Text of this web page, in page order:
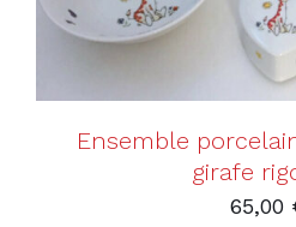
Ensemble
girafe
65,00